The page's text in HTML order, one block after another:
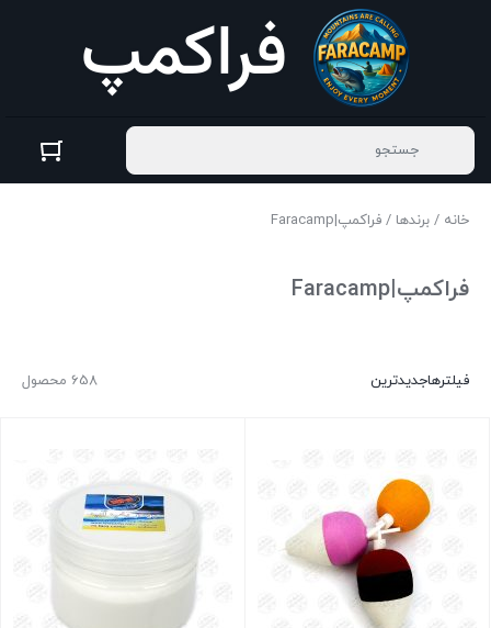
خانه / برندها / فراکمپ|Faracamp
فراکمپ|Faracamp
658 محصول فیلترهاجدیدترین